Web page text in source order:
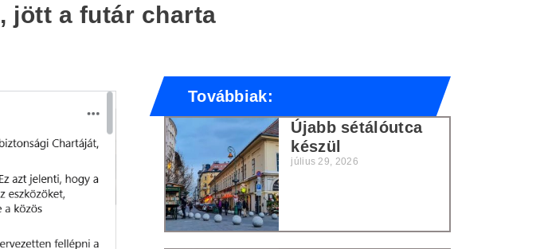
jött a futár charta
Továbbiak:
Újabb sétálóutca
készül
július 29, 2026